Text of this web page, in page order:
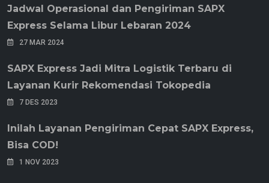
Jadwal Operasional dan Pengiriman SAPX
Express Selama Libur Lebaran 2024
27 MAR 2024
SAPX Express Jadi Mitra Logistik Terbaru di
Layanan Kurir Rekomendasi Tokopedia
7 DES 2023
Inilah Layanan Pengiriman Cepat SAPX Express,
Bisa COD!
1 NOV 2023